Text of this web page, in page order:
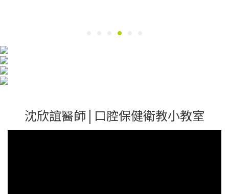
沈欣誼醫師 | 口腔保健衛教小教室